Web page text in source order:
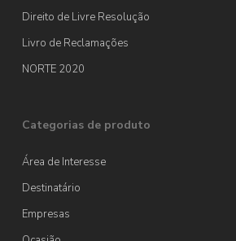
Direito de Livre Resolução
Livro de Reclamações
NORTE 2020
Categorias de produto
Área de Interesse
Destinatário
Empresas